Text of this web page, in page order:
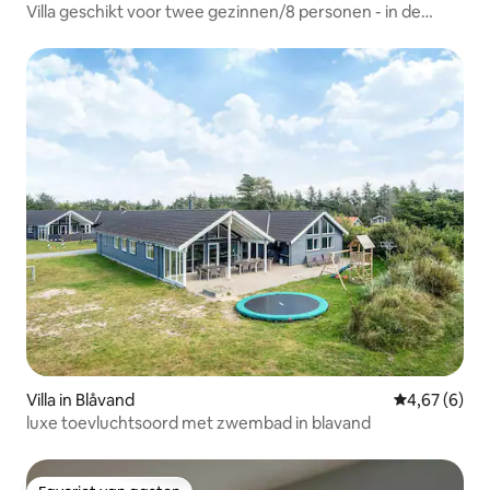
Villa geschikt voor twee gezinnen/8 personen - in de
Villa in Blåvand Gemiddelde
4,67 (6)
luxe toevluchtsoord met zwembad in blavand